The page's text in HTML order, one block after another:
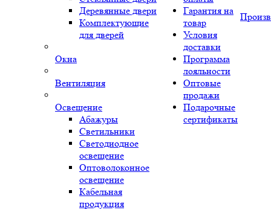
Деревянные двери
Комплектующие
для дверей
Окна
Вентиляция
Освещение
Абажуры
Светильники
Светодиодное
освещение
Оптоволоконное
освещение
Кабельная
продукция
Гарантия на
товар
Условия
доставки
Программа
лояльности
Оптовые
продажи
Подарочные
сертификаты